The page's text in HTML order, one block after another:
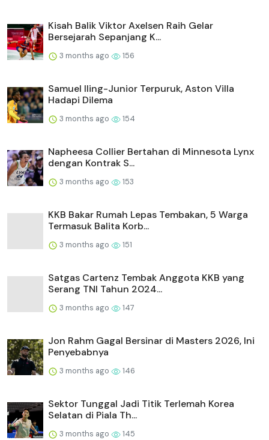
Kisah Balik Viktor Axelsen Raih Gelar
Bersejarah Sepanjang K...
3 months ago 156
Samuel Iling-Junior Terpuruk, Aston Villa
Hadapi Dilema
3 months ago 154
Napheesa Collier Bertahan di Minnesota Lynx
dengan Kontrak S...
3 months ago 153
KKB Bakar Rumah Lepas Tembakan, 5 Warga
Termasuk Balita Korb...
3 months ago 151
Satgas Cartenz Tembak Anggota KKB yang
Serang TNI Tahun 2024...
3 months ago 147
Jon Rahm Gagal Bersinar di Masters 2026, Ini
Penyebabnya
3 months ago 146
Sektor Tunggal Jadi Titik Terlemah Korea
Selatan di Piala Th...
3 months ago 145